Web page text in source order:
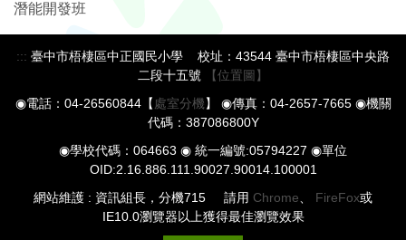
潛能開發班
::: 臺中市梧棲區中正國民小學 校址：43544 臺中市梧棲區中央路
二段十五號
【位置圖】
◉電話：04-26560844【處室分機】 ◉傳真：04-2657-7665 ◉機關
代碼：387086800Y
◉學校代碼：064663 ◉ 統一編號:05794227 ◉單位
OID:2.16.886.111.90027.90014.100001
網站維護 : 資訊組長，分機715 請用 Chrome、 FireFox或
IE10.0瀏覽器以上獲得最佳瀏覽效果